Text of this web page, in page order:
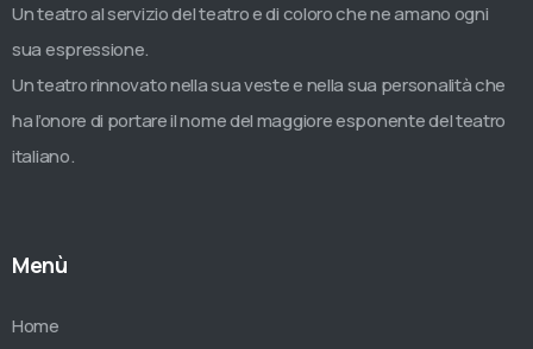
Un teatro al servizio del teatro e di coloro che ne amano ogni
sua espressione.
Un teatro rinnovato nella sua veste e nella sua personalità che
ha l’onore di portare il nome del maggiore esponente del teatro
italiano.
Menù
Home